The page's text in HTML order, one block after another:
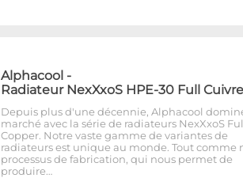
Alphacool -
Radiateur NexXxoS HPE-30 Full
Depuis plus d'une décennie, Alphacool
marché avec la série de radiateurs NexXxoS
Copper. Notre vaste gamme de variantes de
radiateurs est unique au monde. Tout comme
processus de fabrication, qui nous permet de
produire…